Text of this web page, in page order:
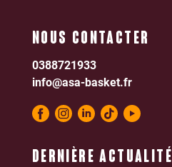
DERNIÈRE ACTUALITÉ
NOUS CONTACTER
0388721933
info@asa-basket.fr